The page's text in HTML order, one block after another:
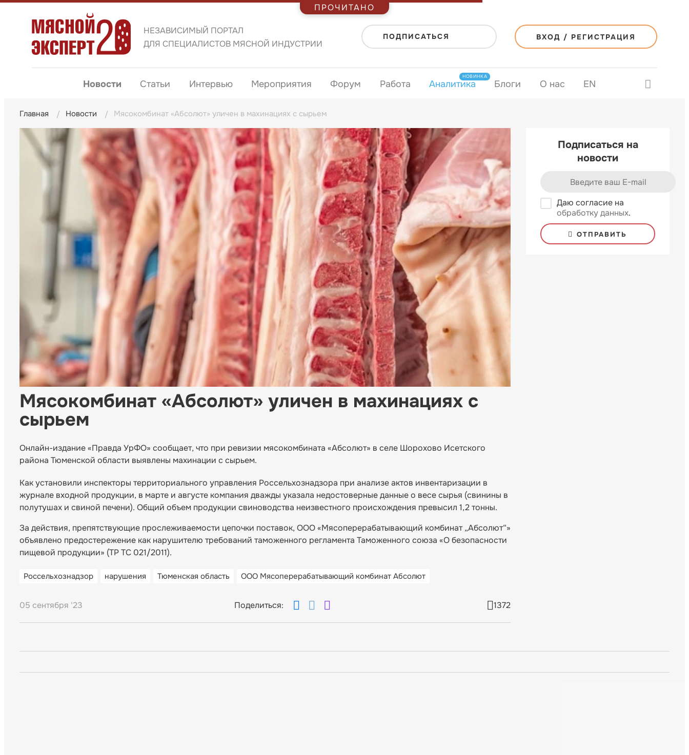
НЕЗАВИСИМЫЙ ПОРТАЛ
ДЛЯ СПЕЦИАЛИСТОВ МЯСНОЙ ИНДУСТРИИ
ПОДПИСАТЬСЯ ВХОД / РЕГИСТРАЦИЯ
Новости Статьи Интервью Мероприятия Форум Работа Аналитика
НОВИНКА
Блоги О нас EN
Главная Новости Мясокомбинат «Абсолют» уличен в махинациях с сырьем
Мясокомбинат «Абсолют» уличен в махинациях с
сырьем
Онлайн-издание «Правда УрФО» сообщает, что при ревизии мясокомбината «Абсолют» в селе Шорохово Исетского
района Тюменской области выявлены махинации с сырьем.
Как установили инспекторы территориального управления Россельхознадзора при анализе актов инвентаризации в
журнале входной продукции, в марте и августе компания дважды указала недостоверные данные о весе сырья (свинины в
полутушах и свиной печени). Общий объем продукции свиноводства неизвестного происхождения превысил 1,2 тонны.
За действия, препятствующие прослеживаемости цепочки поставок, ООО «Мясоперерабатывающий комбинат „Абсолют“»
объявлено предостережение как нарушителю требований таможенного регламента Таможенного союза «О безопасности
пищевой продукции» (ТР ТС 021/2011).
Россельхознадзор нарушения Тюменская область ООО Мясоперерабатывающий комбинат Абсолют
05 сентября '23 Поделиться: 1372
Подписаться на
новости
Даю согласие на
обработку данных.
ОТПРАВИТЬ
ПРОЧИТАНО